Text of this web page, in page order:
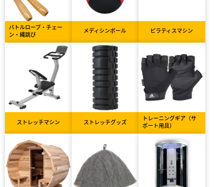
バトルロープ・チェー
ン・縄跳び
メディシンボール ピラティスマシン
ストレッチマシン ストレッチグッズ
トレーニングギア（サ
ポート用具）